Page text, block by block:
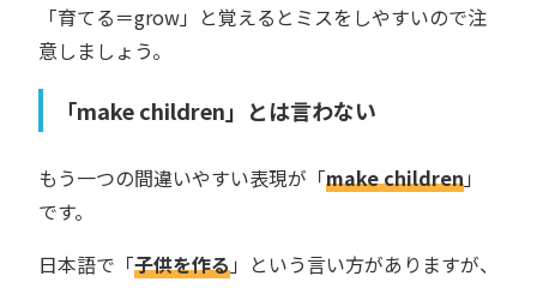
「育てる＝grow」と覚えるとミスをしやすいので注
意しましょう。
「make children」とは言わない
もう一つの間違いやすい表現が「make children」
です。
日本語で「子供を作る」という言い方がありますが、